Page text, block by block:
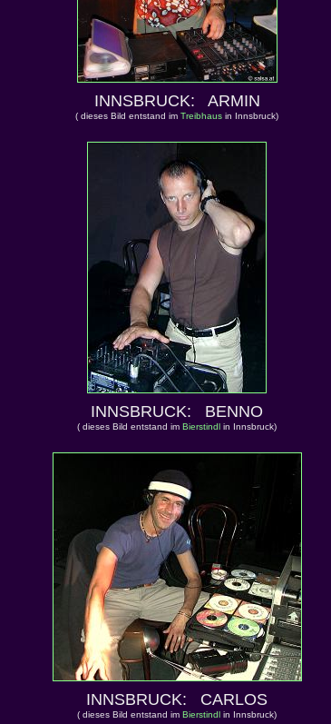
INNSBRUCK: ARMIN
( dieses Bild entstand im Treibhaus in Innsbruck)
INNSBRUCK: BENNO
( dieses Bild entstand im Bierstindl in Innsbruck)
INNSBRUCK: CARLOS
( dieses Bild entstand im Bierstindl in Innsbruck)